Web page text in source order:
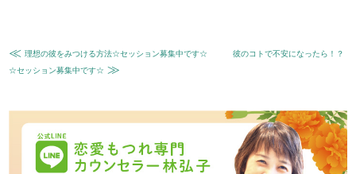
≪理想の彼をみつける方法☆セッション募集中です☆
彼のコトで不安になったら！？
☆セッション募集中です☆ ≫